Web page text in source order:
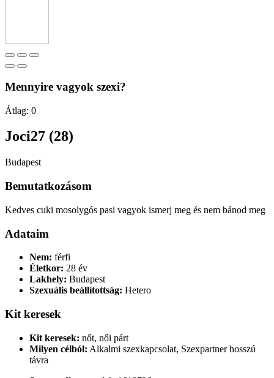
Mennyire vagyok szexi?
Átlag: 0
Joci27 (28)
Budapest
Bemutatkozásom
Kedves cuki mosolygós pasi vagyok ismerj meg és nem bánod meg
Adataim
Nem: férfi
Életkor: 28 év
Lakhely: Budapest
Szexuális beállítottság: Hetero
Kit keresek
Kit keresek: nőt, női párt
Milyen célból: Alkalmi szexkapcsolat, Szexpartner hosszú
távra